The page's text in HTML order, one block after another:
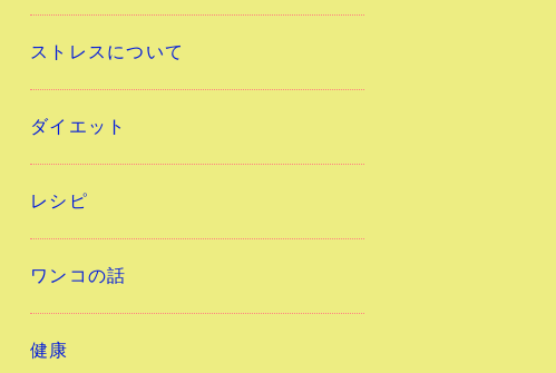
ストレスについて
ダイエット
レシピ
ワンコの話
健康